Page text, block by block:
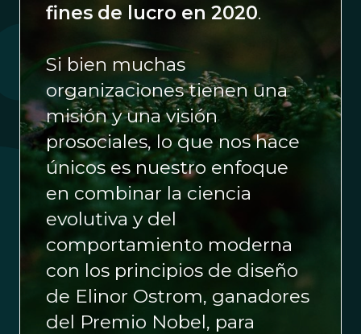
fines de lucro en 2020.
Si bien muchas
organizaciones tienen una
misión y una visión
prosociales, lo que nos hace
únicos es nuestro enfoque
en combinar la ciencia
evolutiva y del
comportamiento moderna
con los principios de diseño
de Elinor Ostrom, ganadores
del Premio Nobel, para